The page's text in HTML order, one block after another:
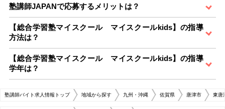
塾講師JAPANで応募するメリットは？
【総合学習塾マイスクール マイスクールkids】の指導
方法は？
【総合学習塾マイスクール マイスクールkids】の指導
学年は？
塾講師バイト求人情報トップ 地域から探す 九州・沖縄 佐賀県 唐津市 東唐